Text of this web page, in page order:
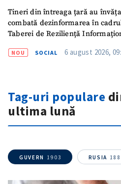
Tineri din întreaga țară au
combată dezinformarea în
Taberei de Reziliență
NOU SOCIAL 6 august 2026,
Tag-uri populare
ultima lună
GUVERN 1903 RUSIA